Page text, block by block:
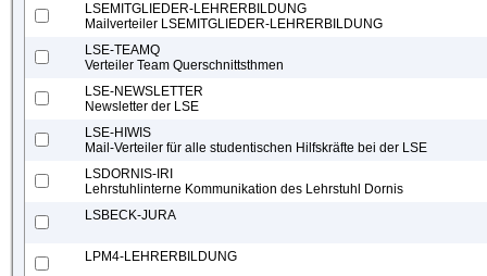
LSEMITGLIEDER-LEHRERBILDUNG
Mailverteiler LSEMITGLIEDER-LEHRERBILDUNG
LSE-TEAMQ
Verteiler Team Querschnittsthmen
LSE-NEWSLETTER
Newsletter der LSE
LSE-HIWIS
Mail-Verteiler für alle studentischen Hilfskräfte bei der LSE
LSDORNIS-IRI
Lehrstuhlinterne Kommunikation des Lehrstuhl Dornis
LSBECK-JURA
LPM4-LEHRERBILDUNG